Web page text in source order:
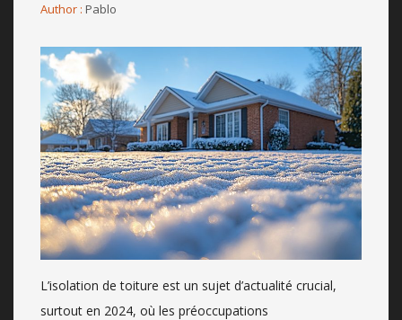
Author : Pablo
L’isolation de toiture est un sujet d’actualité crucial,
surtout en 2024, où les préoccupations